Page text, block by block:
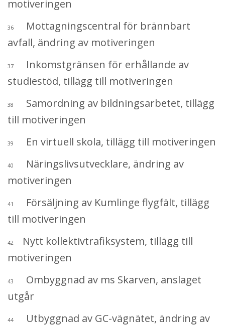
motiveringen
36
Mottagningscentral för brännbart
avfall, ändring av motiveringen
37
Inkomstgränsen för erhållande av
studiestöd, tillägg till motiveringen
38
Samordning av bildningsarbetet, tillägg
till motiveringen
39 En virtuell skola, tillägg till motiveringen
40
Näringslivsutvecklare, ändring av
motiveringen
41
Försäljning av Kumlinge flygfält, tillägg
till motiveringen
42
Nytt kollektivtrafiksystem, tillägg till
motiveringen
43
Ombyggnad av ms Skarven, anslaget
utgår
44
Utbyggnad av GC-vägnätet, ändring av